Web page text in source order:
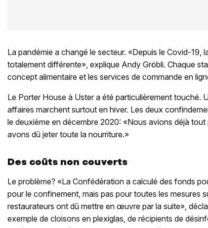
La pandémie a changé le secteur. «Depuis le Covid-19,
totalement différente», explique Andy Gröbli. Chaque
concept alimentaire et les services de commande en
Le Porter House à Uster a été particulièrement touché.
affaires marchent surtout en hiver. Les deux
le deuxième en décembre 2020: «Nous avions déjà
avons dû jeter toute la nourriture.»
Des coûts non couverts
Le problème? «La Confédération a calculé des fonds
pour le confinement, mais pas pour toutes les mesures
restaurateurs ont dû mettre en œuvre par la suite»,
exemple de cloisons en plexiglas, de récipients de